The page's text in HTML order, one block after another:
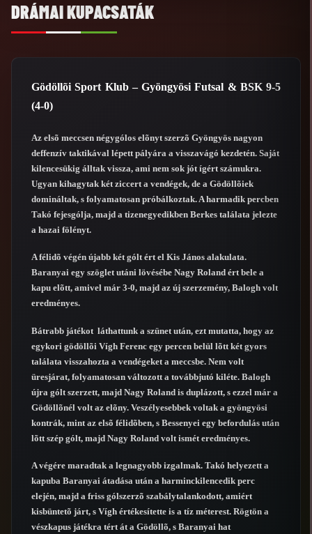
DRÁMAI KUPACSATÁK
Gödöllõi Sport Klub – Gyöngyösi Futsal & BSK 9-5
(4-0)
Az elsõ meccsen négygólos elõnyt szerzõ Gyöngyös nagyon
deffenzív taktikával lépett pályára a visszavágó kezdetén. Saját
kilencesükig álltak vissza, ami nem sok jót ígért számukra.
Ugyan kihagytak két ziccert a vendégek, de a Gödöllõiek
domináltak, s folyamatosan próbálkoztak. A harmadik percben
Takó fejesgólja, majd a tizenegyedikben Berkes találata jelezte
a hazai fölényt.
A félidõ végén újabb két gólt ért el Kis János alakulata.
Baranyai egy szöglet utáni lövésébe Nagy Roland ért bele a
kapu elõtt, amivel már 3-0, majd az új szerzemény, Balogh volt
eredményes.
Bátrabb játékot láthattunk a szünet után, ezt mutatta, hogy az
egykori gödöllõi Vígh Ferenc egy percen belül lõtt két gyors
találata visszahozta a vendégeket a meccsbe. Nem volt
üresjárat, folyamatosan változott a továbbjutó kiléte. Balogh
újra gólt szerzett, majd Nagy Roland is duplázott, s ezzel már a
Gödöllõnél volt az elõny. Veszélyesebbek voltak a gyöngyösi
kontrák, mint az elsõ félidõben, s Bessenyei egy befordulás után
lõtt szép gólt, majd Nagy Roland volt ismét eredményes.
A végére maradtak a legnagyobb izgalmak. Takó helyezett a
kapuba Baranyai átadása után a harminckilencedik perc
elején, majd a friss gólszerzõ szabálytalankodott, amiért
kisbüntetõ járt, s Vígh értékesítette is a tíz méterest. Rögtön a
vészkapus játékra tért át a Gödöllõ, s Baranyai hat